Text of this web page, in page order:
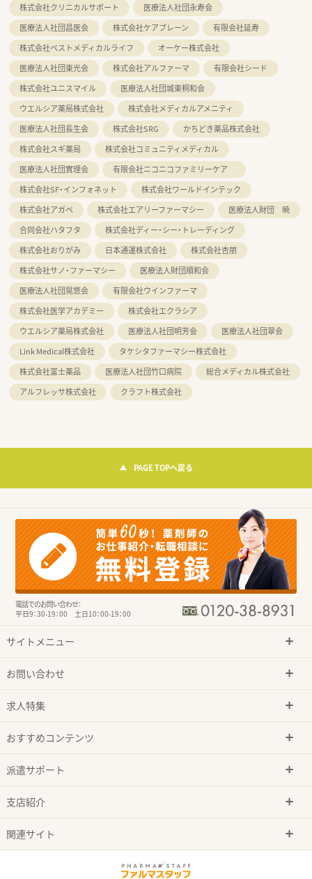
株式会社クリニカルサポート
医療法人社団永寿会
医療法人社団昌医会
株式会社ケアブレーン
有限会社延寿
株式会社ベストメディカルライフ
オーケー株式会社
医療法人社団東光会
株式会社アルファーマ
有限会社シード
株式会社ユニスマイル
医療法人社団城東桐和会
ウエルシア薬局株式会社
株式会社メディカルアメニティ
医療法人社団長生会
株式会社SRG
かちどき薬品株式会社
株式会社スギ薬局
株式会社コミュニティメディカル
医療法人社団實理会
有限会社ニコニコファミリーケア
株式会社SF・インフォネット
株式会社ワールドインテック
株式会社アガペ
株式会社エアリーファーマシー
医療法人財団 暁
合同会社ハタフタ
株式会社ディー・シー・トレーディング
株式会社おりがみ
日本通運株式会社
株式会社杏朋
株式会社サノ・ファーマシー
医療法人財団順和会
医療法人社団晃悠会
有限会社ウインファーマ
株式会社医学アカデミー
株式会社エクラシア
ウエルシア薬局株式会社
医療法人社団明芳会
医療法人社団翠会
Link Medical株式会社
タケシタファーマシー株式会社
株式会社富士薬品
医療法人社団竹口病院
総合メディカル株式会社
アルフレッサ株式会社
クラフト株式会社
PAGE TOPへ戻る
電話でのお問い合わせ：
平日9：30-19：00 土日10：00-19：00
サイトメニュー
お問い合わせ
求人特集
おすすめコンテンツ
派遣サポート
支店紹介
関連サイト